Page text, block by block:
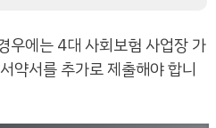
우에는 4대 사회보험 사업장 가
약서를 추가로 제출해야 합니